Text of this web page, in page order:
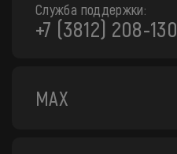
Служба поддержки:
+7 (3812) 208-130
MAX